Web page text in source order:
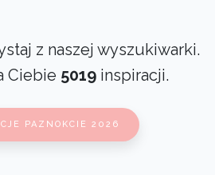
z naszej wyszukiwarki.
Ciebie 5019 inspiracji.
PAZNOKCIE 2026